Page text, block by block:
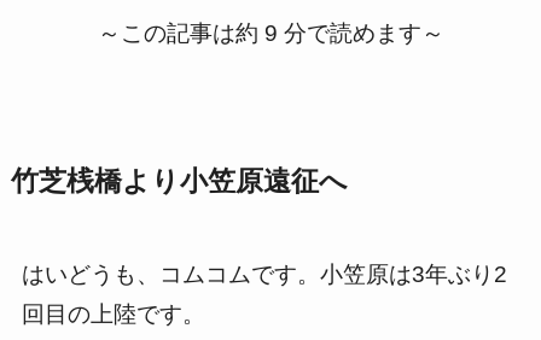
～この記事は約 9 分で読めます～
竹芝桟橋より小笠原遠征へ
はいどうも、コムコムです。小笠原は3年ぶり2
回目の上陸です。